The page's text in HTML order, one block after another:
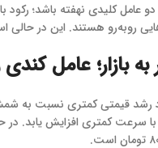
عامل کلیدی نهفته باشد؛
روبه‌رو هستند. این در
بازار؛ عامل
رشد قیمتی کمتری نسبت به